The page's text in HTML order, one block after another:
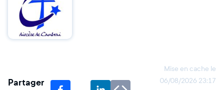
Partager
Mise en cache le
06/08/2026 23:17